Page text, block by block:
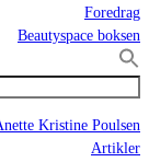
Foredrag
Beautyspace boksen
Kristine Poulsen
Artikler